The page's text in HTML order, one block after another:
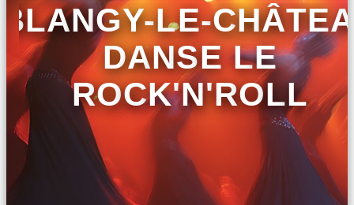
BLANGY-LE-
DANSE LE
ROCK'N'ROLL